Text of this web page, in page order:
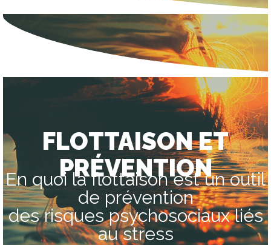
FLOTTAISON ET
PRÉVENTION
En quoi la flottaison est un outil
de prévention
des risques psychosociaux liés
au stress